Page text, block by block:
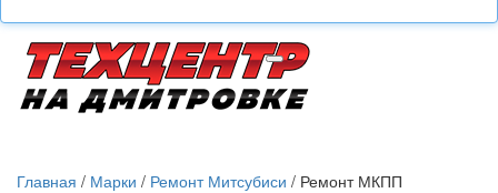
Главная / Марки / Ремонт Митсубиси / Ремонт МКПП